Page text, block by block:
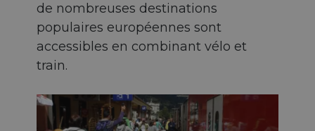
de nombreuses destinations
populaires européennes sont
accessibles en combinant vélo et
train.